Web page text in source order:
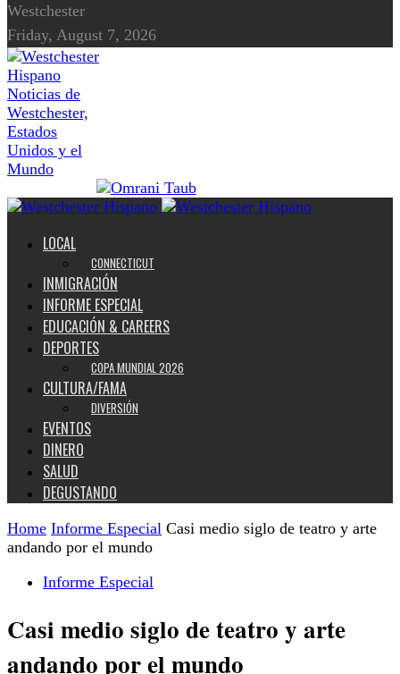
Westchester
Friday, August 7, 2026
Noticias de
Westchester,
Estados
Unidos y el
Mundo
LOCAL
CONNECTICUT
INMIGRACIÓN
INFORME ESPECIAL
EDUCACIÓN & CAREERS
DEPORTES
COPA MUNDIAL 2026
CULTURA/FAMA
DIVERSIÓN
EVENTOS
DINERO
SALUD
DEGUSTANDO
Home Informe Especial Casi medio siglo de teatro y arte
andando por el mundo
Informe Especial
Casi medio siglo de teatro y arte
andando por el mundo